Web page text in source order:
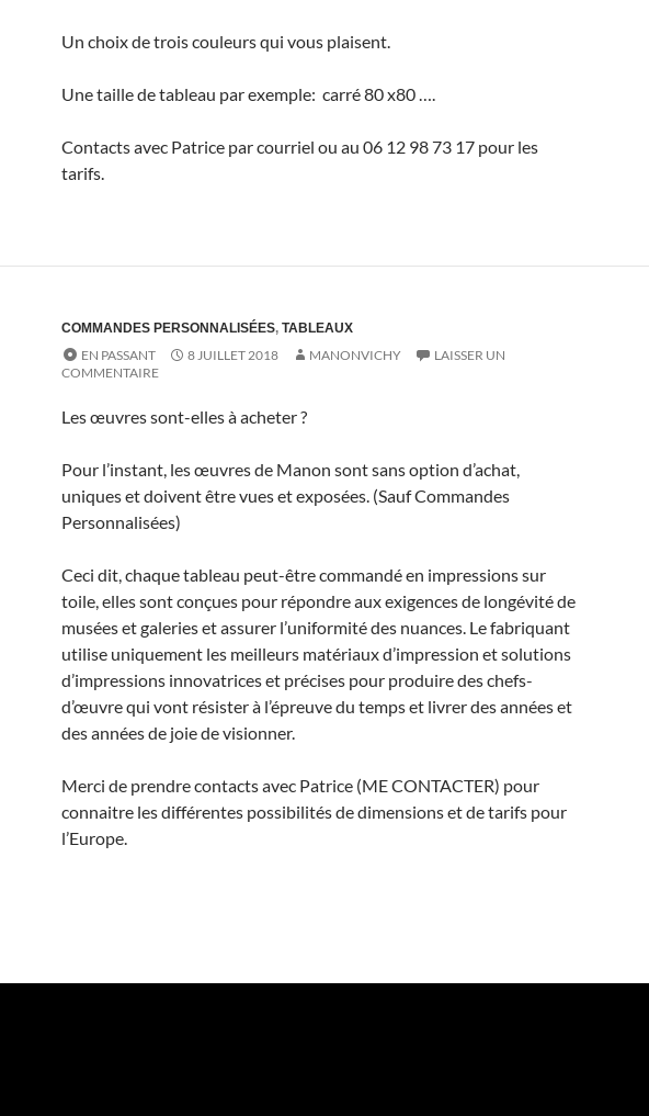
Un choix de trois couleurs qui vous plaisent.
Une taille de tableau par exemple: carré 80 x80 ….
Contacts avec Patrice par courriel ou au 06 12 98 73 17 pour les
tarifs.
COMMANDES PERSONNALISÉES, TABLEAUX
EN PASSANT 8 JUILLET 2018 MANONVICHY
LAISSER UN
COMMENTAIRE
Les œuvres sont-elles à acheter ?
Pour l’instant, les œuvres de Manon sont sans option d’achat,
uniques et doivent être vues et exposées. (Sauf Commandes
Personnalisées)
Ceci dit, chaque tableau peut-être commandé en impressions sur
toile, elles sont conçues pour répondre aux exigences de longévité de
musées et galeries et assurer l’uniformité des nuances. Le fabriquant
utilise uniquement les meilleurs matériaux d’impression et solutions
d’impressions innovatrices et précises pour produire des chefs-
d’œuvre qui vont résister à l’épreuve du temps et livrer des années et
des années de joie de visionner.
Merci de prendre contacts avec Patrice (ME CONTACTER) pour
connaitre les différentes possibilités de dimensions et de tarifs pour
l’Europe.